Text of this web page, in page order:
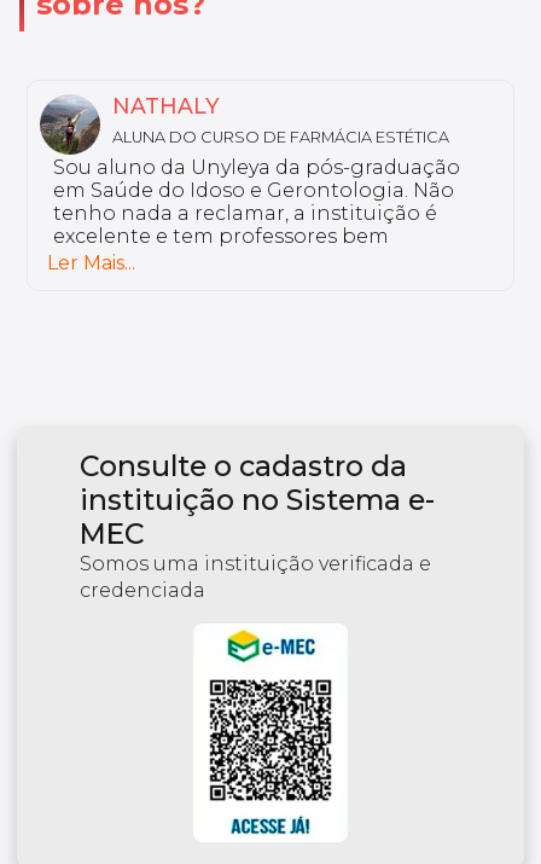
MARIA LUIZA
ALUNA DO CURSO DE DISLEXIA E DISTÚRBIOS
DE LEITURA E ESCRITA
Eu curso a pós-graduação em Dislexia e
Distúrbios de Leitura e Escrita. Por que eu
escolhi o curso Unyleya? Porque ele vai de
encontro com a minha rotina. Temos uma
plataforma colaborativa, onde o aluno é
Consulte o cadastro da
instituição no Sistema e-
MEC
Somos uma instituição verificada e
credenciada